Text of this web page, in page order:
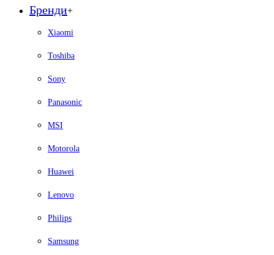
Бренди+
Xiaomi
Toshiba
Sony
Panasonic
MSI
Motorola
Huawei
Lenovo
Philips
Samsung